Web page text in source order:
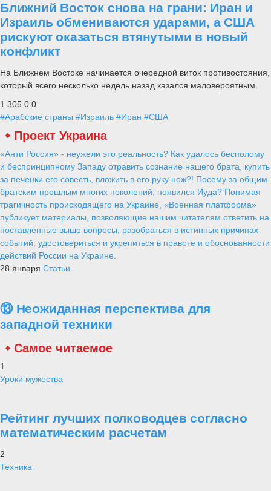
Ближний Восток снова на грани: Иран и
Израиль обмениваются ударами, а США
рискуют оказаться втянутыми в новый
конфликт
На Ближнем Востоке начинается очередной виток противостояния,
который всего несколько недель назад казался маловероятным.
1 305 0 0
#Арабские страны #Израиль #Иран #США
Проект Украина
«Анти Россия» - неужели это реальность? Как удалось бесполому
и беспринципному Западу отравить сознание нашего брата, купить
за печенки его совесть, вложить в его руку нож?! Посему за общим
братским прошлым многих поколений, появился Иуда? Понимая
трагичность происходящего на Украине, «Военная платформа»
публикует материалы, позволяющие нашим читателям ответить на
поставленные выше вопросы, разобраться в истинных причинах
событий, удостовериться и укрепиться в правоте и обоснованности
действий России на Украине.
28 января Статьи
⑬ Неожиданная перспектива для
западной техники
Самое читаемое
1
Уроки мужества
Рейтинг лучших полководцев согласно
математическим расчетам
2
Техника